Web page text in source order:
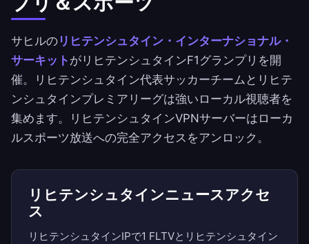
サヒルの リヒテンシュタイン・インターナショナル・
サーキット がリヒテンシュタインF1グランプリを開
催。リヒテンシュタイン代表サッカーチームとリヒテ
ンシュタインプレミアリーグは強いローカル視聴者を
集めます。リヒテンシュタインVPNサーバーはローカ
ルスポーツ放送への完全アクセスをアンロック。
リヒテンシュタインニュースアクセ
ス
リヒテンシュタインIPで1 FLTVとリヒテンシュタイン